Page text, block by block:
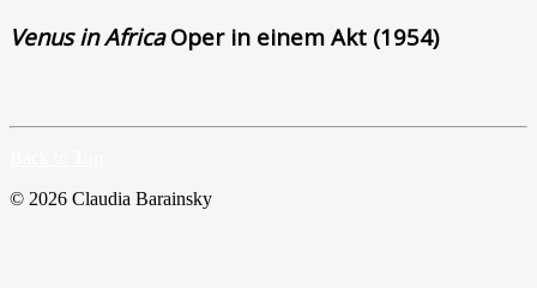
Venus in AfricaOper in einem Akt (1954)
© 2026 Claudia Barainsky